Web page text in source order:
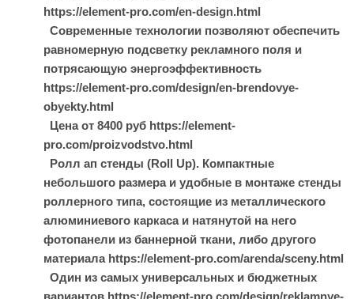
https://element-pro.com/en-design.html
Современные технологии позволяют обеспечить
равномерную подсветку рекламного поля и
потрясающую энергоэффективность
https://element-pro.com/design/en-brendovye-
obyekty.html
Цена от 8400 руб https://element-
pro.com/proizvodstvo.html
Ролл ап стенды (Roll Up). Компактные
небольшого размера и удобные в монтаже стенды
роллерного типа, состоящие из металлического
алюминиевого каркаса и натянутой на него
фотопанели из баннерной ткани, либо другого
материала https://element-pro.com/arenda/sceny.html
Один из самых универсальных и бюджетных
вариантов https://element-pro.com/design/reklamnye-